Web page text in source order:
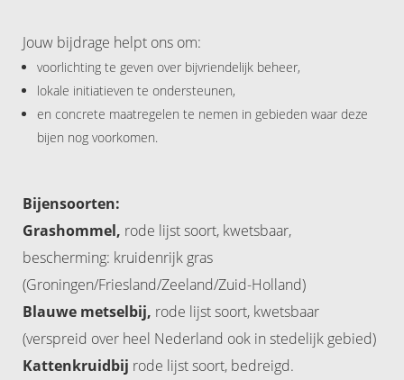
Jouw bijdrage helpt ons om:
voorlichting te geven over bijvriendelijk beheer,
lokale initiatieven te ondersteunen,
en concrete maatregelen te nemen in gebieden waar deze
bijen nog voorkomen.
Bijensoorten:
Grashommel, rode lijst soort, kwetsbaar,
bescherming: kruidenrijk gras
(Groningen/Friesland/Zeeland/Zuid-Holland)
Blauwe metselbij, rode lijst soort, kwetsbaar
(verspreid over heel Nederland ook in stedelijk gebied)
Kattenkruidbij rode lijst soort, bedreigd.